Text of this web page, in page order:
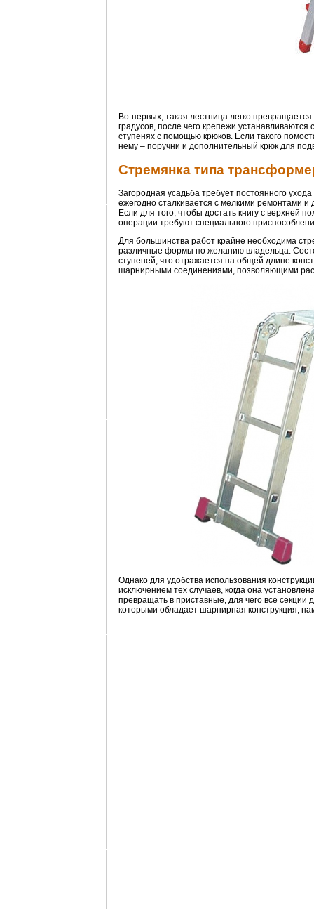
Во-первых, такая лестница легко
градусов, после чего крепежи
ступенях с помощью крюков. Если такого
нему – поручни и дополнительный крюк для
Стремянка типа
Загородная усадьба требует постоянного
ежегодно сталкивается с мелкими ремонтами и
Если для того, чтобы достать книгу с верхней
операции требуют специального
Для большинства работ крайне необходима
различные формы по желанию владельца.
ступеней, что отражается на общей длине
шарнирными соединениями, позволяющими
Однако для удобства использования
исключением тех случаев, когда она
превращать в приставные, для чего все секции
которыми обладает шарнирная конструкция,